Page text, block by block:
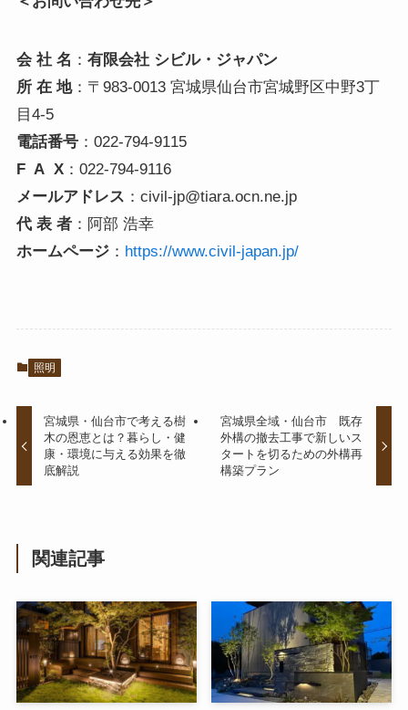
会 社 名 ： 有限会社 シビル・ジャパン
所 在 地：〒983-0013 宮城県仙台市宮城野区中野3丁
目4-5
電話番号：022-794-9115
F A X：022-794-9116
メールアドレス ：civil-jp@tiara.ocn.ne.jp
代 表 者：阿部 浩幸
ホームページ： https://www.civil-japan.jp/
照明
宮城県・仙台市で考える樹
木の恩恵とは？暮らし・健
康・環境に与える効果を徹
底解説
宮城県全域・仙台市 既存
外構の撤去工事で新しいス
タートを切るための外構再
構築プラン
関連記事